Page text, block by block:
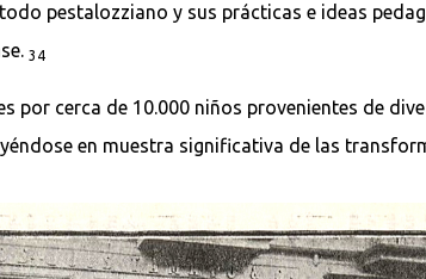
pestalozziano y sus prácticas e ideas
34
por cerca de 10.000 niños provenientes de
en muestra significativa de las